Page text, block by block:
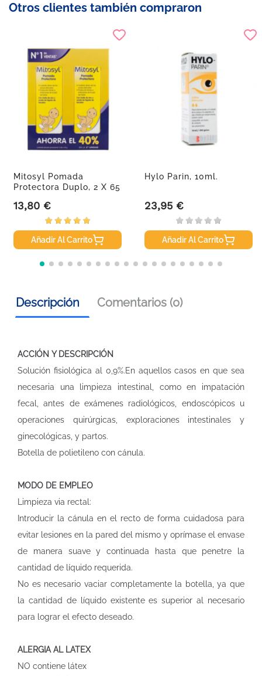
Otros clientes también compraron
Mitosyl Pomada
Protectora Duplo, 2 X 65
Precio
13,80 €
Añadir Al Carrito
Hylo Parin, 10ml.
Precio
23,95 €
Añadir Al Carrito
Descripción Comentarios (0)
ACCIÓN Y DESCRIPCIÓN
Solución fisiológica al 0,9%.En aquellos casos en que sea
necesaria una limpieza intestinal, como en impatación
fecal, antes de exámenes radiológicos, endoscópicos u
operaciones quirúrgicas, exploraciones intestinales y
ginecológicas, y partos.
Botella de polietileno con cánula.
MODO DE EMPLEO
Limpieza via rectal:
Introducir la cánula en el recto de forma cuidadosa para
evitar lesiones en la pared del mismo y oprímase el envase
de manera suave y continuada hasta que penetre la
cantidad de líquido requerida.
No es necesario vaciar completamente la botella, ya que
la cantidad de líquido existente es superior al necesario
para lograr el efecto deseado.
ALERGIA AL LATEX
NO contiene látex